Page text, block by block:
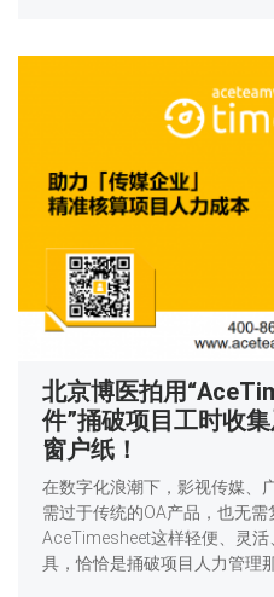
北京博医拍用
件”捅破项目工时收
窗户纸！
在数字化浪潮下，影视传媒、
需过于传统的OA产品，也无需
AceTimesheet这样轻便、灵
具，恰恰是捅破项目人力管理